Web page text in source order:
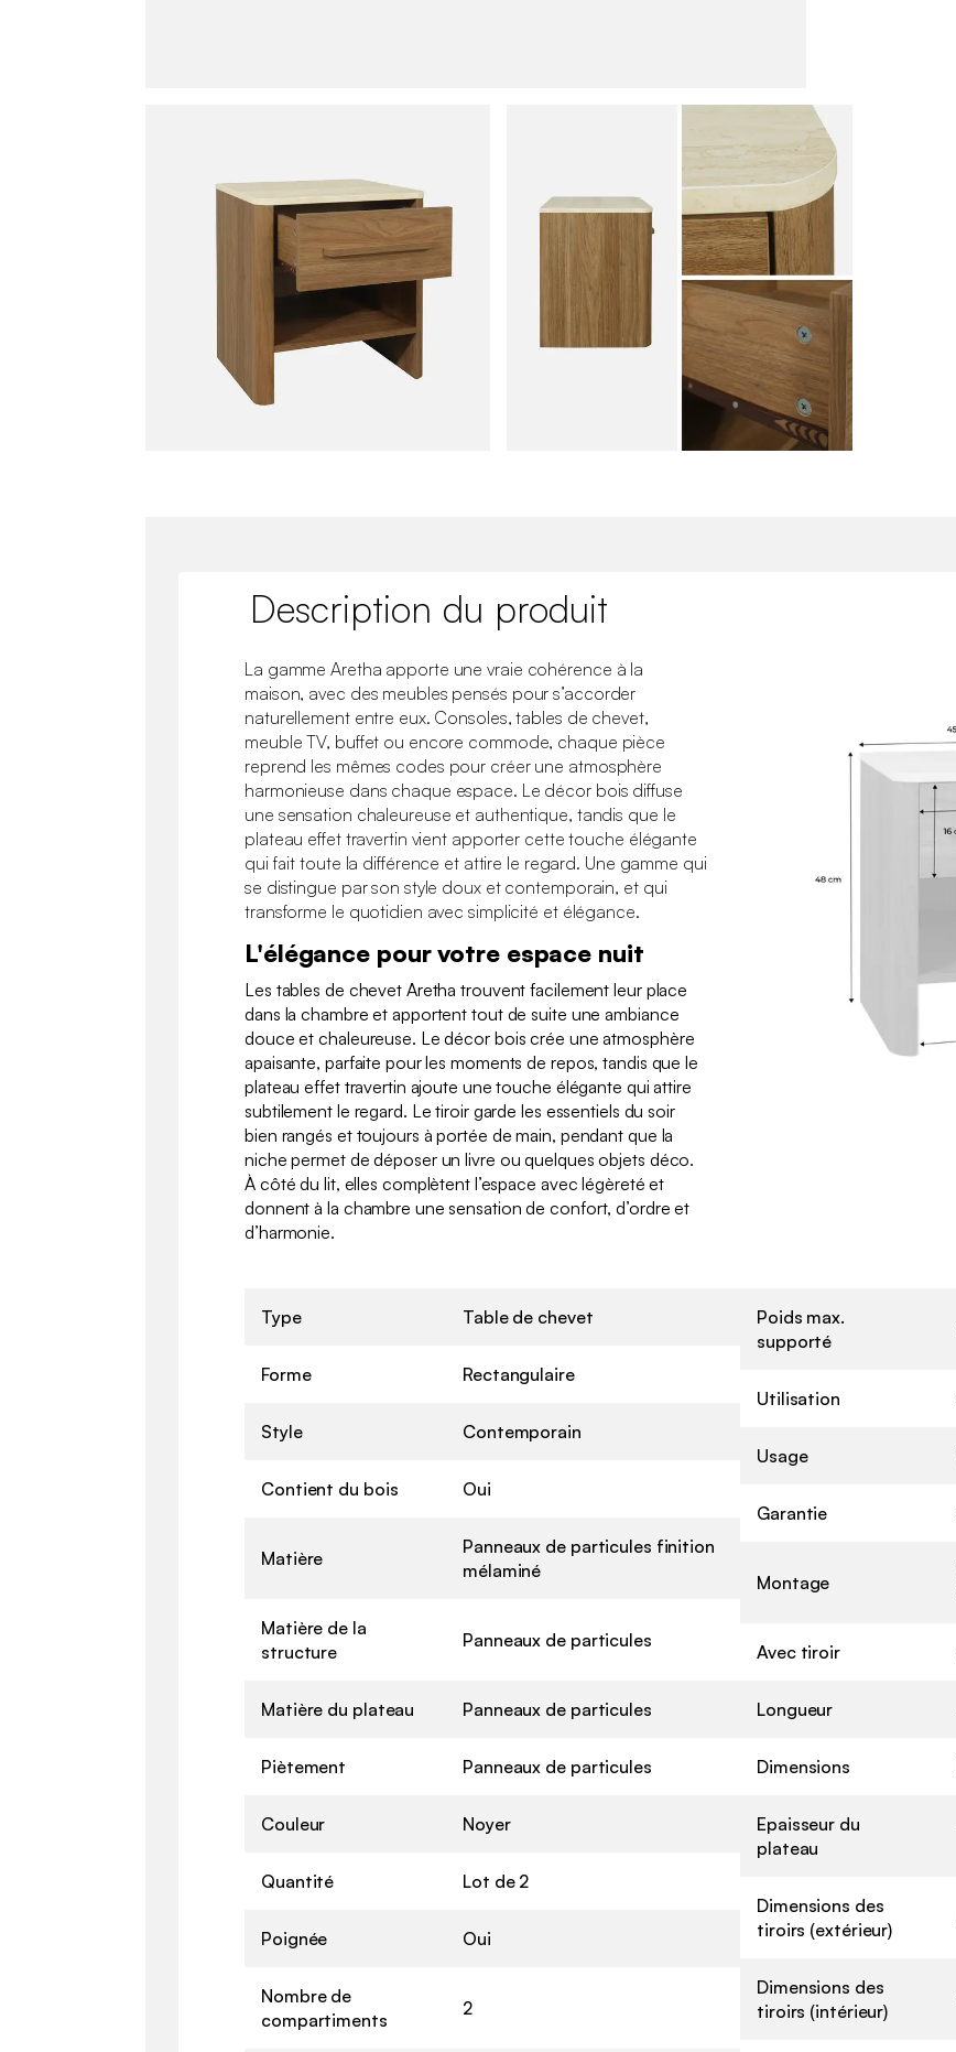
Description du produit
La gamme Aretha apporte une vraie cohérence à la
maison, avec des meubles pensés pour s’accorder
naturellement entre eux. Consoles, tables de chevet,
meuble TV, buffet ou encore commode, chaque pièce
reprend les mêmes codes pour créer une atmosphère
harmonieuse dans chaque espace. Le décor bois diffuse
une sensation chaleureuse et authentique, tandis que le
plateau effet travertin vient apporter cette touche élégante
qui fait toute la différence et attire le regard. Une gamme qui
se distingue par son style doux et contemporain, et qui
transforme le quotidien avec simplicité et élégance.
L'élégance pour votre espace nuit
Les tables de chevet Aretha trouvent facilement leur place
dans la chambre et apportent tout de suite une ambiance
douce et chaleureuse. Le décor bois crée une atmosphère
apaisante, parfaite pour les moments de repos, tandis que le
plateau effet travertin ajoute une touche élégante qui attire
subtilement le regard. Le tiroir garde les essentiels du soir
bien rangés et toujours à portée de main, pendant que la
niche permet de déposer un livre ou quelques objets déco.
À côté du lit, elles complètent l’espace avec légèreté et
donnent à la chambre une sensation de confort, d’ordre et
d’harmonie.
Type Table de chevet
Forme Rectangulaire
Style Contemporain
Contient du bois Oui
Matière
Panneaux de particules finition
mélaminé
Matière de la
structure
Panneaux de particules
Matière du plateau Panneaux de particules
Piètement Panneaux de particules
Couleur Noyer
Quantité Lot de 2
Poignée Oui
Nombre de
compartiments
2
Poids max.
supporté
Utilisation
Usage
Garantie
Montage
Avec tiroir
Longueur
Dimensions
Epaisseur du
plateau
Dimensions des
tiroirs (extérieur)
Dimensions des
tiroirs (intérieur)